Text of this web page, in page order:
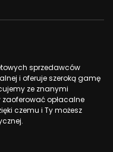
sprzedawców
i oferuje szeroką gamę
ze znanymi
opłacalne
czemu i Ty możesz